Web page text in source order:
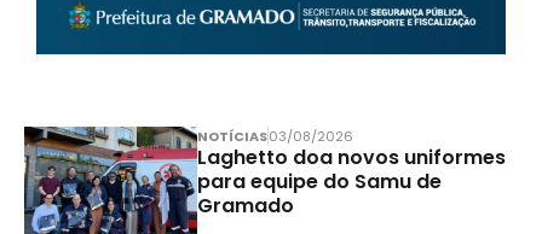
NOTÍCIAS03/08/2026
Laghetto doa novos uniformes
para equipe do Samu de
Gramado